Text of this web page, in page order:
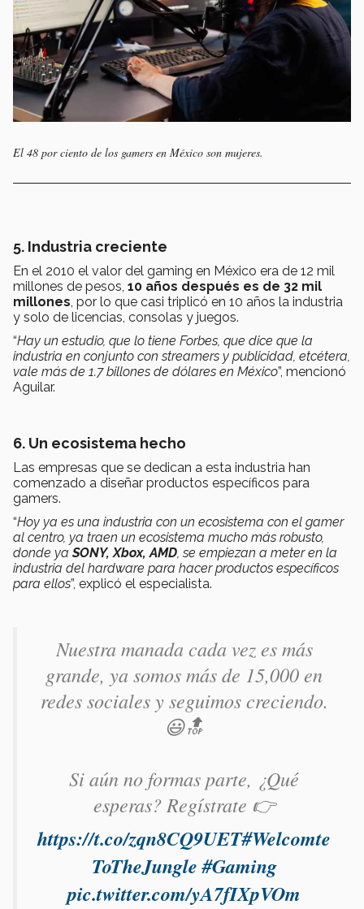
El 48 por ciento de los gamers en México son mujeres.
5. Industria creciente
En el 2010 el valor del gaming en México era de 12 mil
millones de pesos, 10 años después es de 32 mil
millones, por lo que casi triplicó en 10 años la industria
y solo de licencias, consolas y juegos.
“Hay un estudio, que lo tiene Forbes, que dice que la
industria en conjunto con streamers y publicidad, etcétera,
vale más de 1.7 billones de dólares en México”, mencionó
Aguilar.
6. Un ecosistema hecho
Las empresas que se dedican a esta industria han
comenzado a diseñar productos específicos para
gamers.
“Hoy ya es una industria con un ecosistema con el gamer
al centro, ya traen un ecosistema mucho más robusto,
donde yaSONY, Xbox, AMD, se empiezan a meter en la
industria del hardware para hacer productos específicos
para ellos”, explicó el especialista.
Nuestra manada cada vez es más
grande, ya somos más de 15,000 en
redes sociales y seguimos creciendo.
😃🔝
Si aún no formas parte, ¿Qué
esperas? Regístrate 👉
https://t.co/zqn8CQ9UET#Welcomte
ToTheJungle#Gaming
pic.twitter.com/yA7fIXpVOm